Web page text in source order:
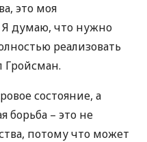
это моя
думаю, что нужно
реализовать
Гройсман.
состояние, а
борьба – это не
потому что может